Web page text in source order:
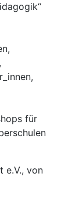
für
e.V., von